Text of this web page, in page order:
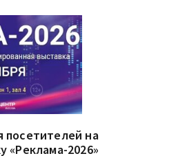
посетителей на
«Реклама-2026»